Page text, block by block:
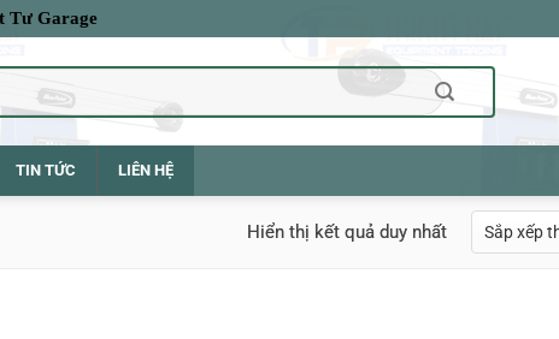
Tư Garage
TIN TỨC LIÊN HỆ
Hiển thị kết quả duy nhất